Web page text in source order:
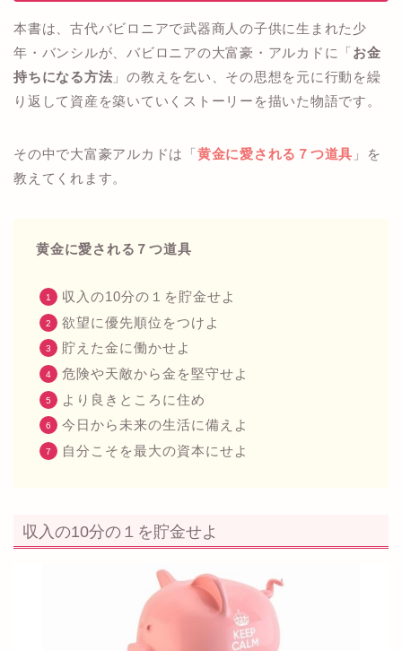
本書は、古代バビロニアで武器商人の子供に生まれた少
年・バンシルが、バビロニアの大富豪・アルカドに「お金
持ちになる方法 」の教えを乞い、その思想を元に行動を繰
り返して資産を築いていくストーリーを描いた物語です。
その中で大富豪アルカドは「黄金に愛される７つ道具 」を
教えてくれます。
黄金に愛される７つ道具
収入の10分の１を貯金せよ
欲望に優先順位をつけよ
貯えた金に働かせよ
危険や天敵から金を堅守せよ
より良きところに住め
今日から未来の生活に備えよ
自分こそを最大の資本にせよ
収入の10分の１を貯金せよ